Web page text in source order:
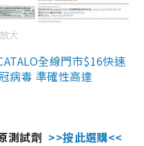
大
全線門市$16快速
病毒 準確性高達
測試劑 >>按此選購<<